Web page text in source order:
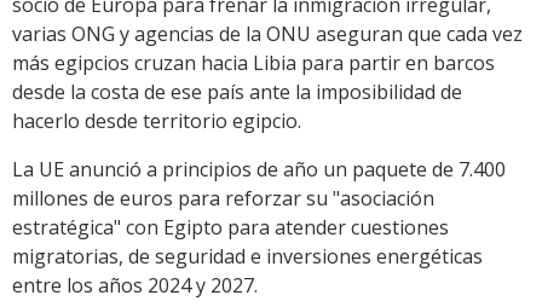
varias ONG y agencias de la ONU aseguran que cada vez
más egipcios cruzan hacia Libia para partir en barcos
desde la costa de ese país ante la imposibilidad de
hacerlo desde territorio egipcio.
La UE anunció a principios de año un paquete de 7.400
millones de euros para reforzar su "asociación
estratégica" con Egipto para atender cuestiones
migratorias, de seguridad e inversiones energéticas
entre los años 2024 y 2027.